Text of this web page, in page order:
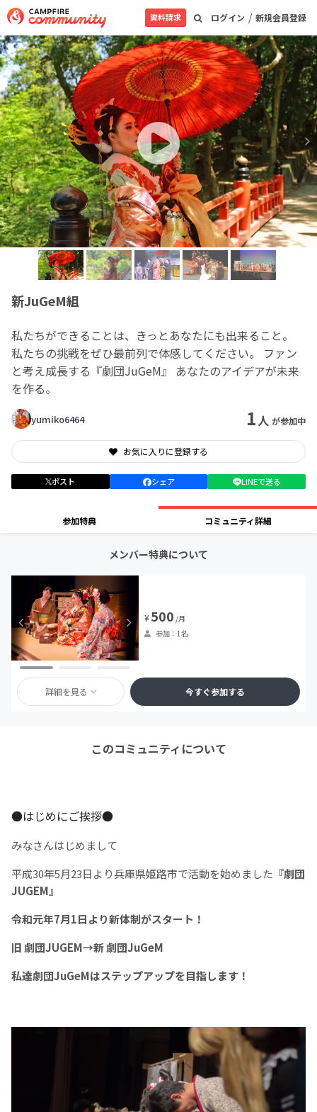
ログイン / 新規会員登録
資料請求
新JuGeM組
私たちができることは、きっとあなたにも出来ること。
私たちの挑戦をぜひ最前列で体感してください。 ファン
と考え成長する『劇団JuGeM』 あなたのアイデアが未来
を作る。
yumiko6464 1人 が参加中
お気に入りに登録する
ポスト シェア LINEで送る
参加特典 コミュニティ詳細
メンバー特典について
¥500 /月
参加：1名
詳細を見る 今すぐ参加する
このコミュニティについて
●はじめにご挨拶●
みなさんはじめまして
平成30年5月23日より兵庫県姫路市で活動を始めました 『劇団
JUGEM』
令和元年7月1日より新体制がスタート！
旧 劇団JUGEM→新 劇団JuGeM
私達劇団JuGeMはステップアップを目指します！